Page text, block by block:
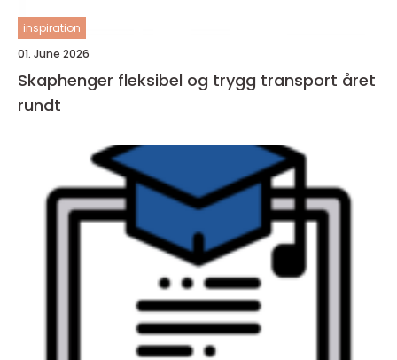
inspiration
01. June 2026
Skaphenger fleksibel og trygg transport året
rundt